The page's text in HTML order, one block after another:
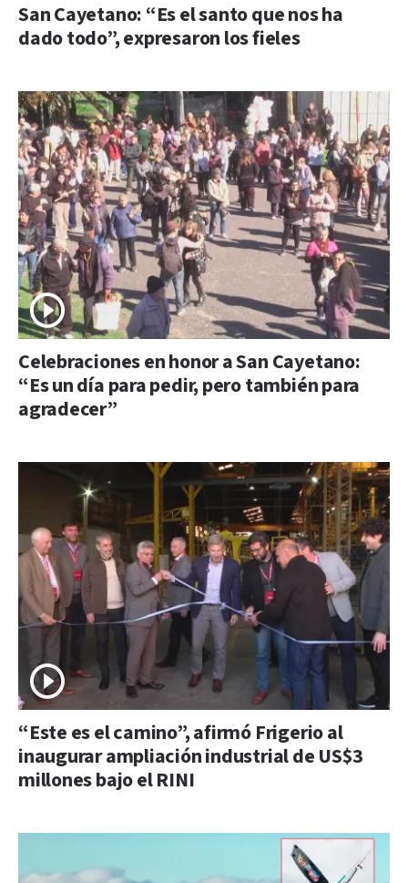
San Cayetano: “Es el santo que nos ha
dado todo”, expresaron los fieles
Celebraciones en honor a San Cayetano:
“Es un día para pedir, pero también para
agradecer”
“Este es el camino”, afirmó Frigerio al
inaugurar ampliación industrial de US$3
millones bajo el RINI